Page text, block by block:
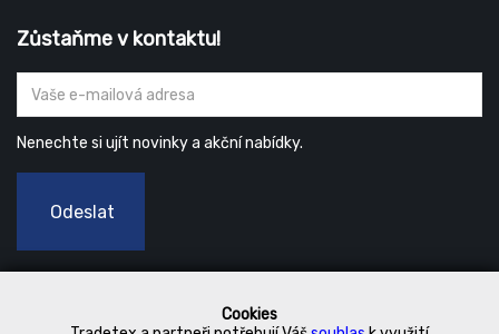
Cookies
Zůstaňme v kontaktu!
Nenechte si ujít novinky a akční nabídky.
Odeslat